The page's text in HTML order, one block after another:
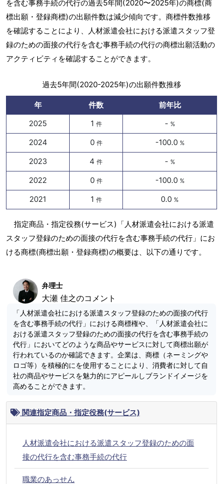
を含む事務手続の代行の過去5年間(2020〜2025年)の商標(商
標出願・登録商標)の出願件数は減少傾向です。商標件数推移
を確認することにより、人材派遣会社における派遣スタッフ登
録のための面接の代行を含む事務手続の代行の商標出願活動の
アクティビティを確認することができます。
過去5年間(2020-2025年)の出願件数推移
年 件数
前年比
2025
1 件 - %
2024 0 件 -100.0 %
2023 4 件 - %
2022 0 件 -100.0 %
2021 1 件 0.0 %
指定商品・指定役務(サービス)「人材派遣会社における派遣
スタッフ登録のための面接の代行を含む事務手続の代行」にお
ける商標(商標出願・登録商標)の概要は、以下の通りです。
弁理士
大瀬 佳之のコメント
「人材派遣会社における派遣スタッフ登録のための面接の代行
を含む事務手続の代行」における商標権や、「人材派遣会社に
おける派遣スタッフ登録のための面接の代行を含む事務手続の
代行」においてどのような商品やサービスに対して商標出願が
行われているのか確認できます。企業は、商標（ネーミングや
ロゴ等）を積極的にを使用することにより、消費者に対して自
社の商品やサービスを魅力的にアピールしブランドイメージを
高めることができます。
関連指定商品・指定役務(サービス)
人材派遣会社における派遣スタッフ登録のための面
接の代行を含む事務手続の代行
職業のあっせん